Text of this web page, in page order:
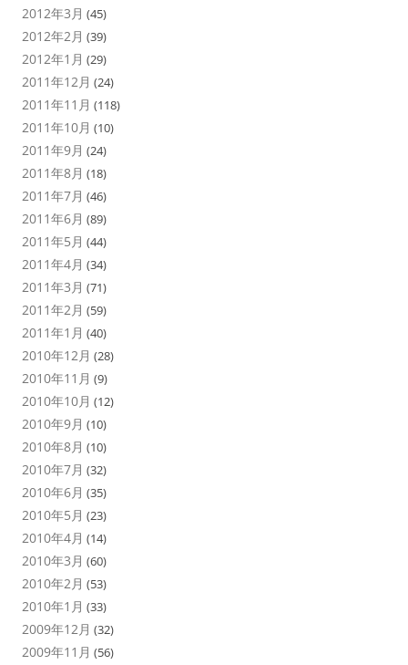
2012年3月 (45)
2012年2月 (39)
2012年1月 (29)
2011年12月 (24)
2011年11月 (118)
2011年10月 (10)
2011年9月 (24)
2011年8月 (18)
2011年7月 (46)
2011年6月 (89)
2011年5月 (44)
2011年4月 (34)
2011年3月 (71)
2011年2月 (59)
2011年1月 (40)
2010年12月 (28)
2010年11月 (9)
2010年10月 (12)
2010年9月 (10)
2010年8月 (10)
2010年7月 (32)
2010年6月 (35)
2010年5月 (23)
2010年4月 (14)
2010年3月 (60)
2010年2月 (53)
2010年1月 (33)
2009年12月 (32)
2009年11月 (56)